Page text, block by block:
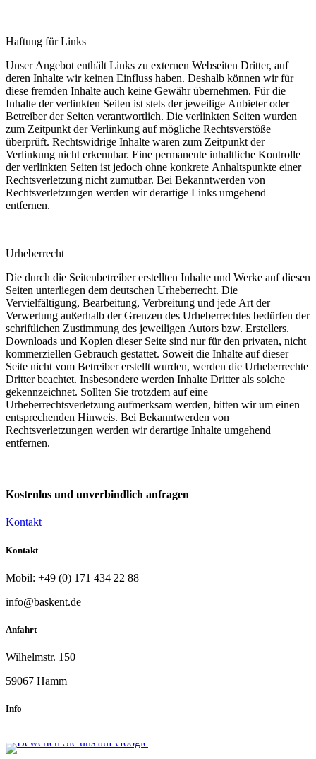
Haftung für Links
Unser Angebot enthält Links zu externen Webseiten Dritter, auf
deren Inhalte wir keinen Einfluss haben. Deshalb können wir für
diese fremden Inhalte auch keine Gewähr übernehmen. Für die
Inhalte der verlinkten Seiten ist stets der jeweilige Anbieter oder
Betreiber der Seiten verantwortlich. Die verlinkten Seiten wurden
zum Zeitpunkt der Verlinkung auf mögliche Rechtsverstöße
überprüft. Rechtswidrige Inhalte waren zum Zeitpunkt der
Verlinkung nicht erkennbar. Eine permanente inhaltliche Kontrolle
der verlinkten Seiten ist jedoch ohne konkrete Anhaltspunkte einer
Rechtsverletzung nicht zumutbar. Bei Bekanntwerden von
Rechtsverletzungen werden wir derartige Links umgehend
entfernen.
Urheberrecht
Die durch die Seitenbetreiber erstellten Inhalte und Werke auf diesen
Seiten unterliegen dem deutschen Urheberrecht. Die
Vervielfältigung, Bearbeitung, Verbreitung und jede Art der
Verwertung außerhalb der Grenzen des Urheberrechtes bedürfen der
schriftlichen Zustimmung des jeweiligen Autors bzw. Erstellers.
Downloads und Kopien dieser Seite sind nur für den privaten, nicht
kommerziellen Gebrauch gestattet. Soweit die Inhalte auf dieser
Seite nicht vom Betreiber erstellt wurden, werden die Urheberrechte
Dritter beachtet. Insbesondere werden Inhalte Dritter als solche
gekennzeichnet. Sollten Sie trotzdem auf eine
Urheberrechtsverletzung aufmerksam werden, bitten wir um einen
entsprechenden Hinweis. Bei Bekanntwerden von
Rechtsverletzungen werden wir derartige Inhalte umgehend
entfernen.
Kostenlos und unverbindlich anfragen
Kontakt
Kontakt
Mobil: +49 (0) 171 434 22 88
info@baskent.de
Anfahrt
Wilhelmstr. 150
59067 Hamm
Info